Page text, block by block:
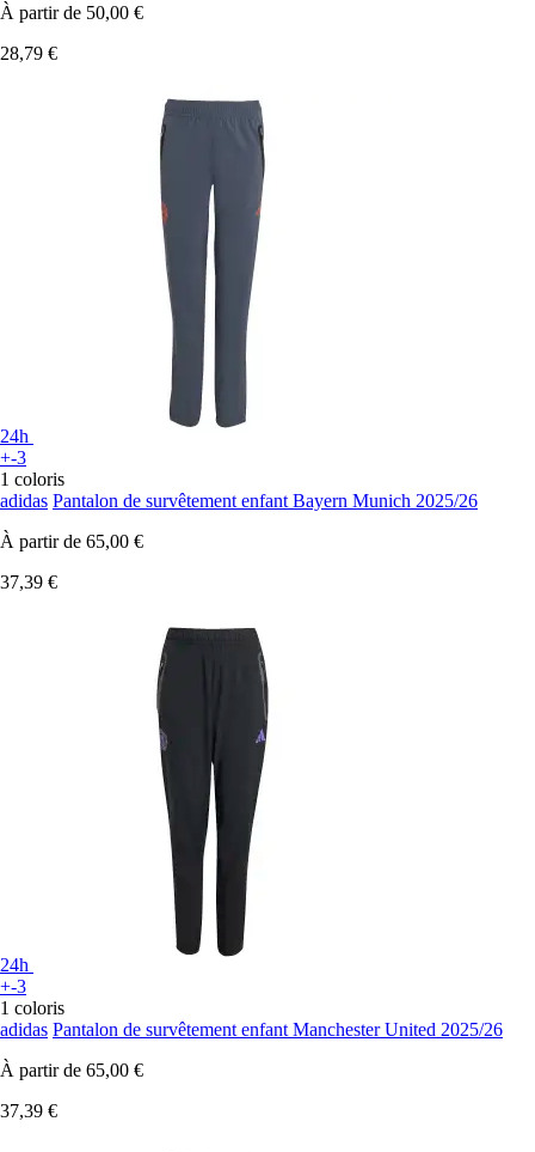
À partir de 50,00 €
28,79 €
24h
+-3
1 coloris
adidas Pantalon de survêtement enfant Bayern Munich 2025/26
À partir de 65,00 €
37,39 €
24h
+-3
1 coloris
adidas Pantalon de survêtement enfant Manchester United 2025/26
À partir de 65,00 €
37,39 €